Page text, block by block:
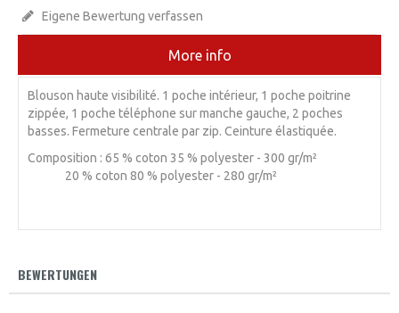
Eigene Bewertung verfassen
More info
Blouson haute visibilité. 1 poche intérieur, 1 poche poitrine
zippée, 1 poche téléphone sur manche gauche, 2 poches
basses. Fermeture centrale par zip. Ceinture élastiquée.
Composition : 65 % coton 35 % polyester - 300 gr/m²
20 % coton 80 % polyester - 280 gr/m²
BEWERTUNGEN